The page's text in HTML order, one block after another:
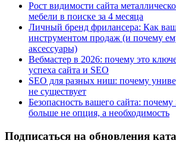
Рост видимости сайта
мебели в поиске за 4 месяца
Личный бренд фрилансера: Как
инструментом продаж (и почему
аксессуары)
Вебмастер в 2026: почему это
успеха сайта и SEO
SEO для разных ниш: почему
не существует
Безопасность вашего сайта:
больше не опция, а необходимость
Подписаться на обновления